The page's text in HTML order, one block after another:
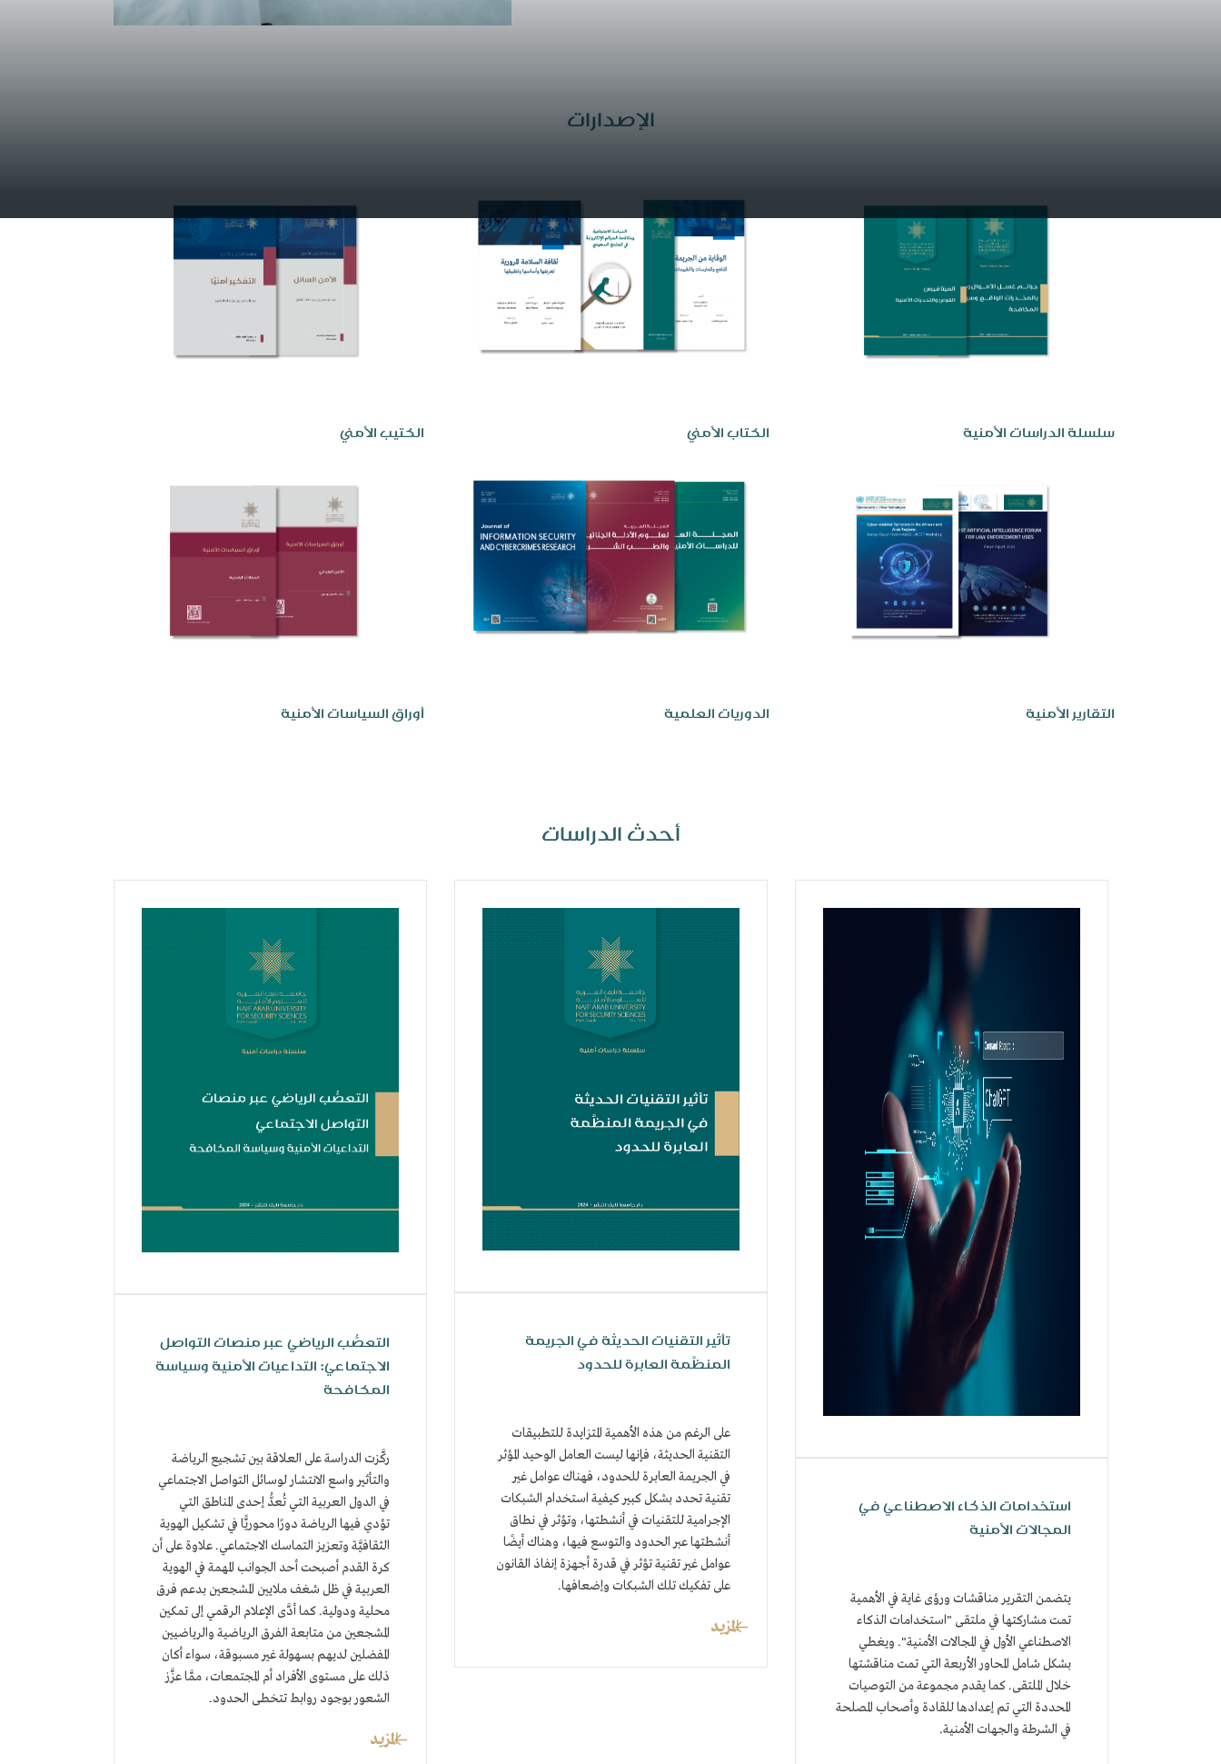
الإصدارات
سلسلة الدراسات الأمنية الكتاب الأمني الكتيب الأمني
التقارير الأمنية الدوريات العلمية أوراق السياسات الأمنية
أحدث الدراسات
استخدامات الذكاء الاصطناعي في
المجالات الأمنية
يتضمن التقرير مناقشات ورؤى غاية في الأهمية
تمت مشاركتها في ملتقى "استخدامات الذكاء
الاصطناعي الأول في المجالات الأمنية". ويغطي
بشكل شامل المحاور الأربعة التي تمت مناقشتها
خلال الملتقى. كما يقدم مجموعة من التوصيات
المحددة التي تم إعدادها للقادة وأصحاب المصلحة
في الشرطة والجهات الأمنية.
تأثير التقنيات الحديثة في الجريمة
المنظَّمة العابرة للحدود
على الرغم من هذه الأهمية المتزايدة للتطبيقات
التقنية الحديثة، فإنها ليست العامل الوحيد المؤثر
في الجريمة العابرة للحدود، فهناك عوامل غير
تقنية تحدد بشكل كبير كيفية استخدام الشبكات
الإجرامية للتقنيات في أنشطتها، وتؤثر في نطاق
أنشطتها عبر الحدود والتوسع فيها، وهناك أيضًا
عوامل غير تقنية تؤثر في قدرة أجهزة إنفاذ القانون
على تفكيك تلك الشبكات وإضعافها.
المزيد
التعصُّب الرياضي عبر منصات التواصل
الاجتماعي: التداعيات الأمنية وسياسة
المكافحة
ركَّزت الدراسة على العلاقة بين تشجيع الرياضة
والتأثير واسع الانتشار لوسائل التواصل الاجتماعي
في الدول العربية التي تُعدُّ إحدى المناطق التي
تؤدي فيها الرياضة دورًا محوريًّا في تشكيل الهوية
الثقافيَّة وتعزيز التماسك الاجتماعي. علاوة على أن
كرة القدم أصبحت أحد الجوانب المهمة في الهوية
العربية في ظل شغف ملايين المشجعين بدعم فرق
محلية ودولية. كما أدَّى الإعلام الرقمي إلى تمكين
المشجعين من متابعة الفرق الرياضية والرياضيين
المفضلين لديهم بسهولة غير مسبوقة، سواء أكان
ذلك على مستوى الأفراد أم المجتمعات، ممَّا عزَّز
الشعور بوجود روابط تتخطى الحدود.
المزيد